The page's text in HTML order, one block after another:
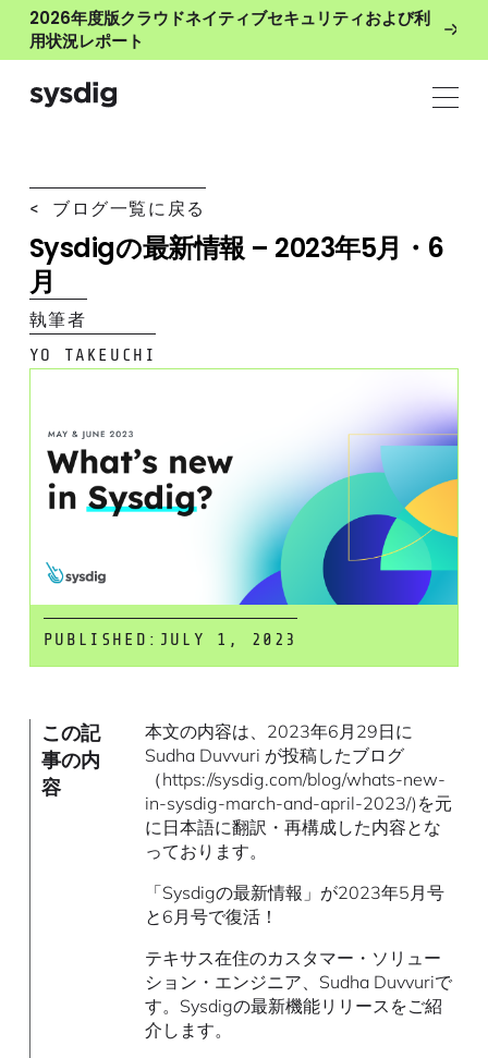
2026年度版クラウドネイティブセキュリティおよび利
用状況レポート
< ブログ一覧に戻る
Sysdigの最新情報 – 2023年5月・6
月
執筆者
YO TAKEUCHI
PUBLISHED: JULY 1, 2023
この記
事の内
容
本文の内容は、2023年6月29日に
Sudha Duvvuri が投稿したブログ
（https://sysdig.com/blog/whats-new-
in-sysdig-march-and-april-2023/)を元
に日本語に翻訳・再構成した内容とな
っております。
「Sysdigの最新情報」が2023年5月号
と6月号で復活！
テキサス在住のカスタマー・ソリュー
ション・エンジニア、Sudha Duvvuriで
す。Sysdigの最新機能リリースをご紹
介します。